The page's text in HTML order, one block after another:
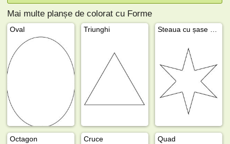
Mai multe planșe de colorat cu Forme
Oval Triunghi
Octagon Cruce Quad